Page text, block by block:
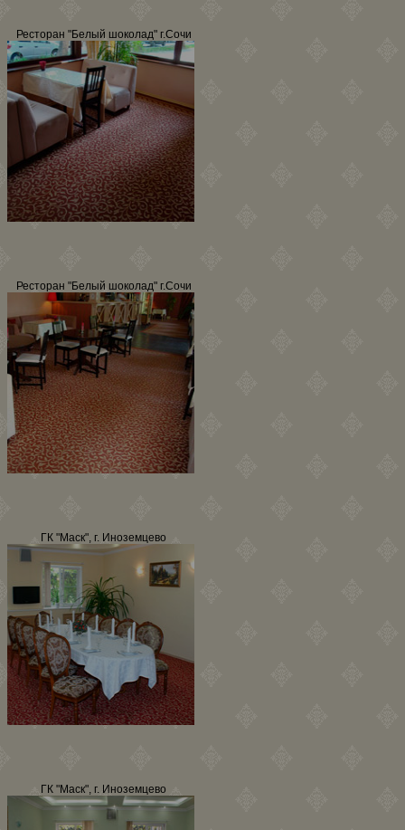
Ресторан "Белый шоколад" г.Сочи
Ресторан "Белый шоколад" г.Сочи
ГК "Маск", г. Иноземцево
ГК "Маск", г. Иноземцево